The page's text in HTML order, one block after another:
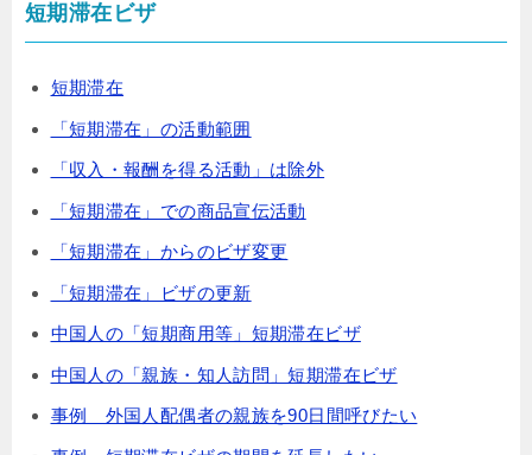
短期滞在ビザ
短期滞在
「短期滞在」の活動範囲
「収入・報酬を得る活動」は除外
「短期滞在」での商品宣伝活動
「短期滞在」からのビザ変更
「短期滞在」ビザの更新
中国人の「短期商用等」短期滞在ビザ
中国人の「親族・知人訪問」短期滞在ビザ
事例 外国人配偶者の親族を90日間呼びたい